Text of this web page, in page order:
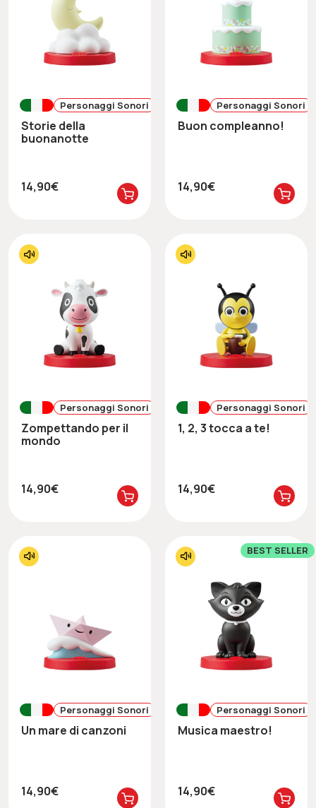
Personaggi Sonori
Storie della
buonanotte
14,90€
Personaggi Sonori
Buon compleanno!
14,90€
Personaggi Sonori
Zompettando per il
mondo
14,90€
Personaggi Sonori
1, 2, 3 tocca a te!
14,90€
Personaggi Sonori
Un mare di canzoni
14,90€
BEST SELLER
Personaggi Sonori
Musica maestro!
14,90€